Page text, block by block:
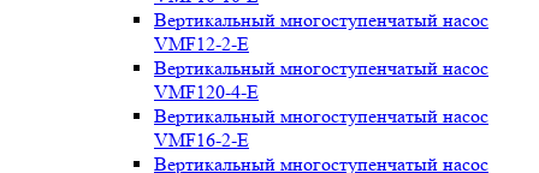
Вертикальный многоступенчатый насос
VMF12-2-E
Вертикальный многоступенчатый насос
VMF120-4-E
Вертикальный многоступенчатый насос
VMF16-2-E
Вертикальный многоступенчатый насос